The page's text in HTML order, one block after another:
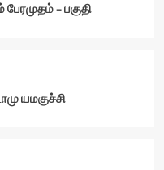
– பகுதி
யமகுச்சி